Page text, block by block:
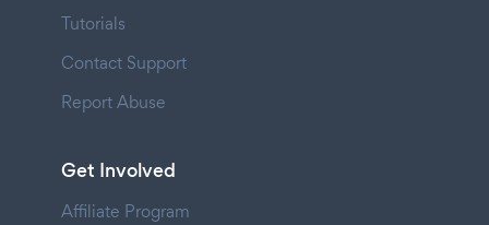
Tutorials
Contact Support
Report Abuse
Get Involved
Affiliate Program